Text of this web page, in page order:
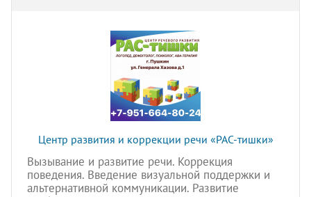
Центр развития и коррекции речи «РАС-тишки»
Вызывание и развитие речи. Коррекция
поведения. Введение визуальной поддержки и
альтернативной коммуникации. Развитие